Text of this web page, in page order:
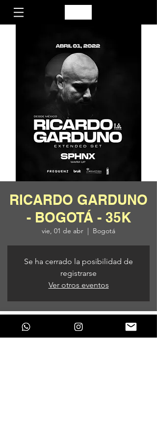
RICARDO GARDUNO
- BOGOTÁ - 35K
vie, 01 de abr
  |
Bogotá
Se ha cerrado la posibilidad de
registrarse
Ver otros eventos
Horario y ubicación